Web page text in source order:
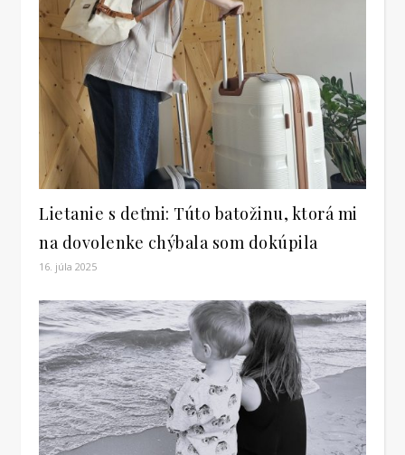
Lietanie s deťmi: Túto batožinu, ktorá mi
na dovolenke chýbala som dokúpila
16. júla 2025